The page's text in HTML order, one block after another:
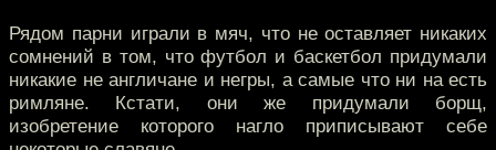
Рядом парни играли в мяч, что не оставляет никаких
сомнений в том, что футбол и баскетбол придумали
никакие не англичане и негры, а самые что ни на есть
римляне. Кстати, они же придумали борщ,
изобретение которого нагло приписывают себе